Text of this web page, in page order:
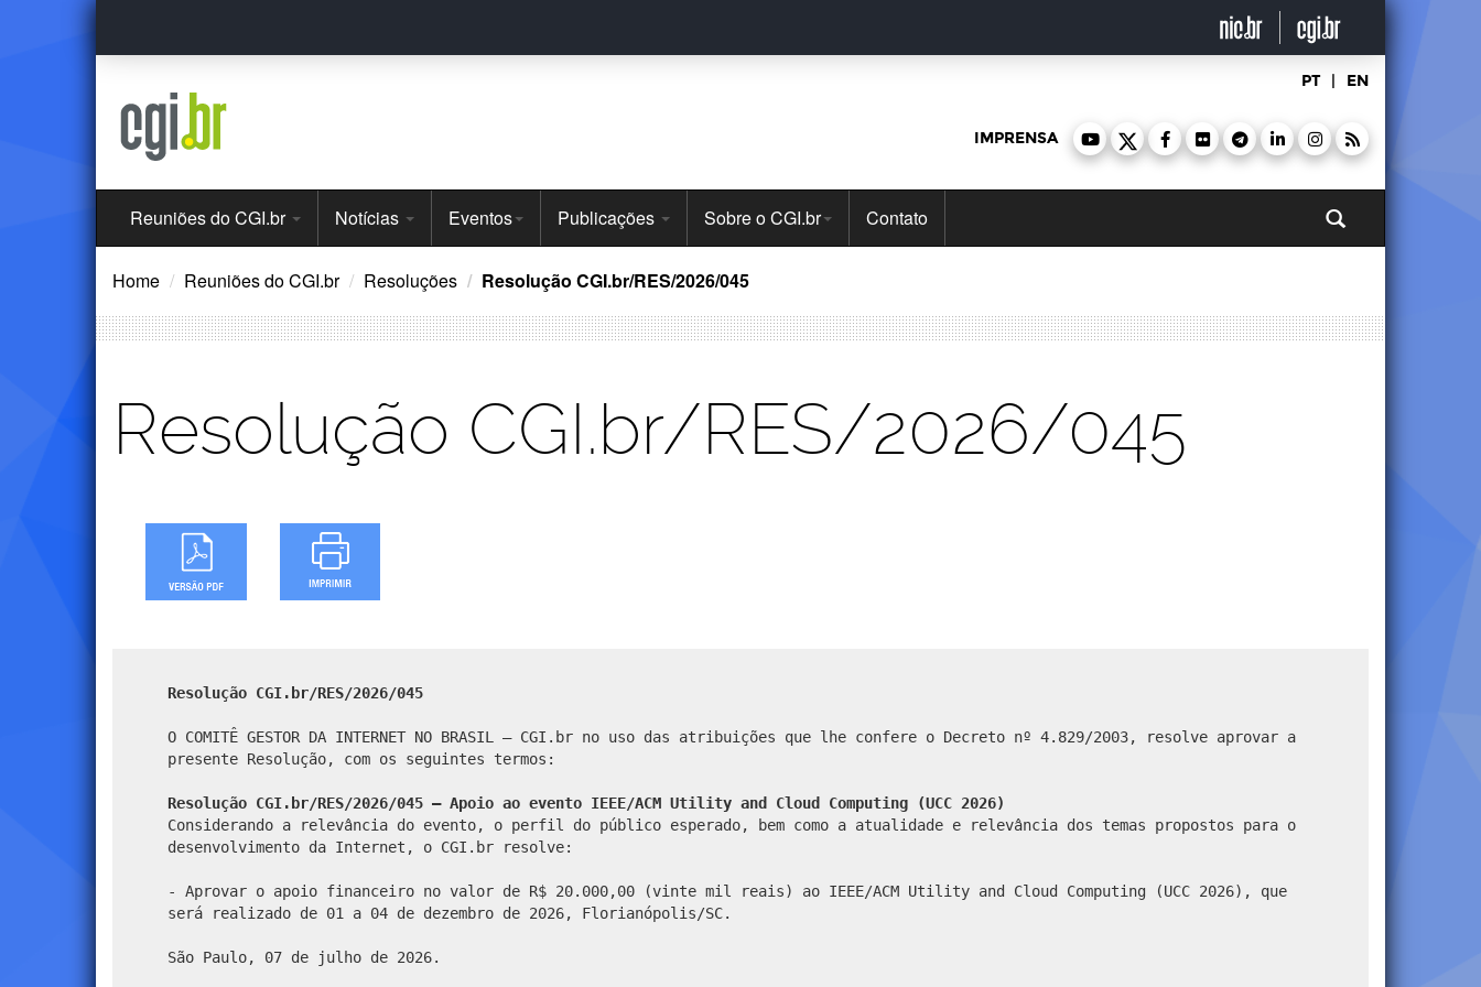
Ir
o
PT | EN
IMPRENSA
Menu
Principal
Reuniões do CGI.br Notícias Eventos Publicações Sobre o CGI.br Contato
Home Reuniões do CGI.br Resoluções Resolução CGI.br/RES/2026/045
Resolução CGI.br/RES/2026/045
Resolução CGI.br/RES/2026/045
O COMITÊ GESTOR DA INTERNET NO BRASIL – CGI.br no uso das atribuições que lhe confere o Decreto nº 4.829/2003, resolve aprovar a
presente Resolução, com os seguintes termos:
Resolução CGI.br/RES/2026/045 – Apoio ao evento IEEE/ACM Utility and Cloud Computing (UCC 2026)
Considerando a relevância do evento, o perfil do público esperado, bem como a atualidade e relevância dos temas propostos para o
desenvolvimento da Internet, o CGI.br resolve:
- Aprovar o apoio financeiro no valor de R$ 20.000,00 (vinte mil reais) ao IEEE/ACM Utility and Cloud Computing (UCC 2026), que
será realizado de 01 a 04 de dezembro de 2026, Florianópolis/SC.
São Paulo, 07 de julho de 2026.